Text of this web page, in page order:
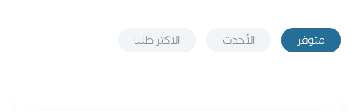
متوفر الأحدث الاكثر طلبا